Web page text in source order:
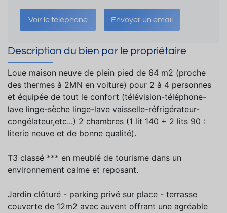
Voir le téléphone Envoyer un email
Description du bien par le propriétaire
Loue maison neuve de plein pied de 64 m2 (proche
des thermes à 2MN en voiture) pour 2 à 4 personnes
et équipée de tout le confort (télévision-téléphone-
lave linge-sèche linge-lave vaisselle-réfrigérateur-
congélateur,etc...) 2 chambres (1 lit 140 + 2 lits 90 :
literie neuve et de bonne qualité).
T3 classé *** en meublé de tourisme dans un
environnement calme et reposant.
Jardin clôturé - parking privé sur place - terrasse
couverte de 12m2 avec auvent offrant une agréable